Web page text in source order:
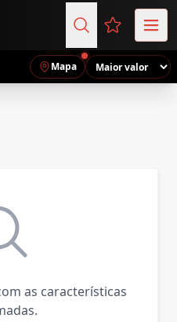
Favoritos
Mapa
as características